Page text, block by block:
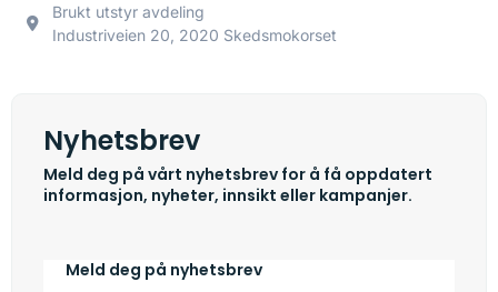
Brukt utstyr avdeling
Industriveien 20, 2020 Skedsmokorset
Nyhetsbrev
Meld deg på vårt nyhetsbrev for å få oppdatert
informasjon, nyheter, innsikt eller kampanjer.
Meld deg på nyhetsbrev